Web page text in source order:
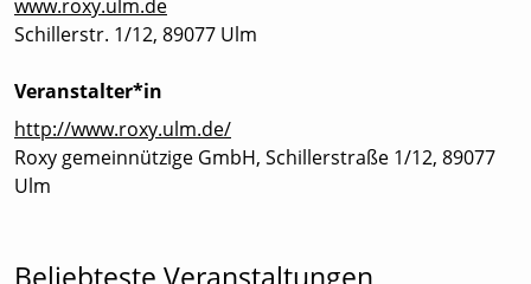
www.roxy.ulm.de
Schillerstr. 1/12, 89077 Ulm
Veranstalter*in
http://www.roxy.ulm.de/
Roxy gemeinnützige GmbH, Schillerstraße 1/12, 89077
Ulm